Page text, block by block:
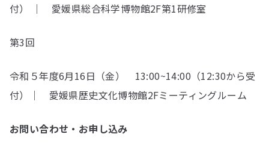
付） ｜ 愛媛県総合科学博物館2F第1研修室
第3回
令和５年度6月16日（金） 13:00~14:00（12:30から受
付）｜ 愛媛県歴史文化博物館2Fミーティングルーム
お問い合わせ・お申し込み